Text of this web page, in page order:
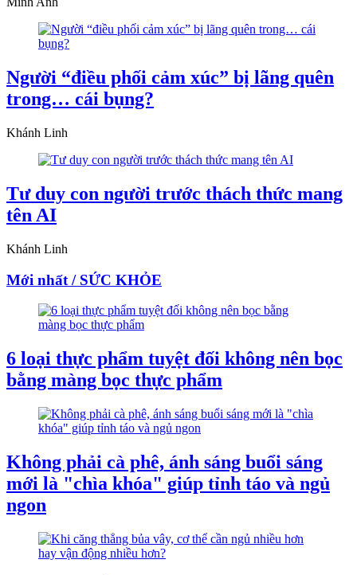
Người “điều phối cảm xúc” bị lãng quên
trong… cái bụng?
Khánh Linh
Tư duy con người trước thách thức mang
tên AI
Khánh Linh
Mới nhất / SỨC KHỎE
6 loại thực phẩm tuyệt đối không nên bọc
bằng màng bọc thực phẩm
Không phải cà phê, ánh sáng buổi sáng
mới là "chìa khóa" giúp tỉnh táo và ngủ
ngon